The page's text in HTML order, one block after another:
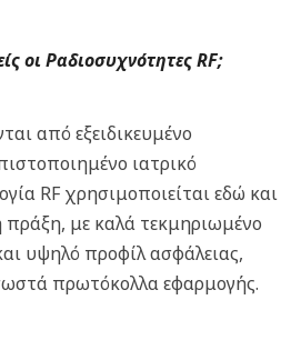
οι Ραδιοσυχνότητες RF;
από εξειδικευμένο
ιατρικό
RF χρησιμοποιείται εδώ και
πράξη, με καλά τεκμηριωμένο
υψηλό προφίλ ασφάλειας,
πρωτόκολλα εφαρμογής.